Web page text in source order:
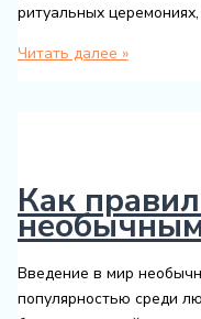
ритуальных
Тонкости
Читать далее »
Как
Введение в мир
популярностью среди